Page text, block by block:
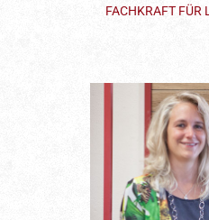
FACHKRAFT FÜR